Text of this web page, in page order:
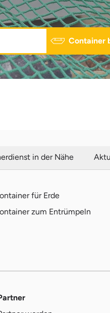
Container
in der Nähe
für Erde
zum Entrümpeln